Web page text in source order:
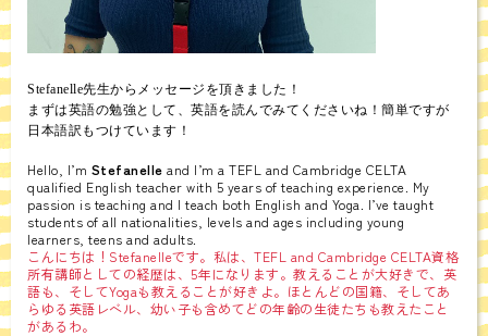
Stefanelle先生からメッセージを頂きました！
まずは英語の勉強として、英語を読んでみてくださいね！簡単ですが
日本語訳もつけています！
Hello, I’m Stefanelle and I’m a TEFL and Cambridge CELTA
qualified English teacher with 5 years of teaching experience. My
passion is teaching and I teach both English and Yoga. I’ve taught
students of all nationalities, levels and ages including young
learners, teens and adults.
こんにちは！Stefanelleです。私は、TEFL and Cambridge CELTA資格
所有講師としての経歴は、5年になります。教えることが大好きで、英
語も、そしてYogaも教えることが好きよ。ほとんどの国籍、そしてあ
らゆる英語レベル、幼い子も含めてどの年齢の生徒たちも教えたこと
があるわ。